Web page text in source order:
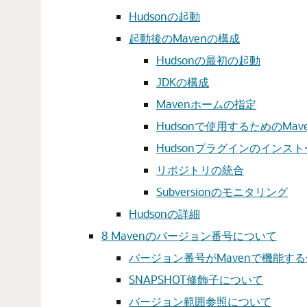
Hudsonの起動
起動後のMavenの構成
Hudsonの最初の起動
JDKの構成
Mavenホームの指定
Hudsonで使用するための
Hudsonプラグインのインス
リポジトリの統合
Subversionのモニタリング
Hudsonの詳細
8 Mavenのバージョン番号について
バージョン番号がMavenで機能す
SNAPSHOT修飾子について
バージョン範囲参照について